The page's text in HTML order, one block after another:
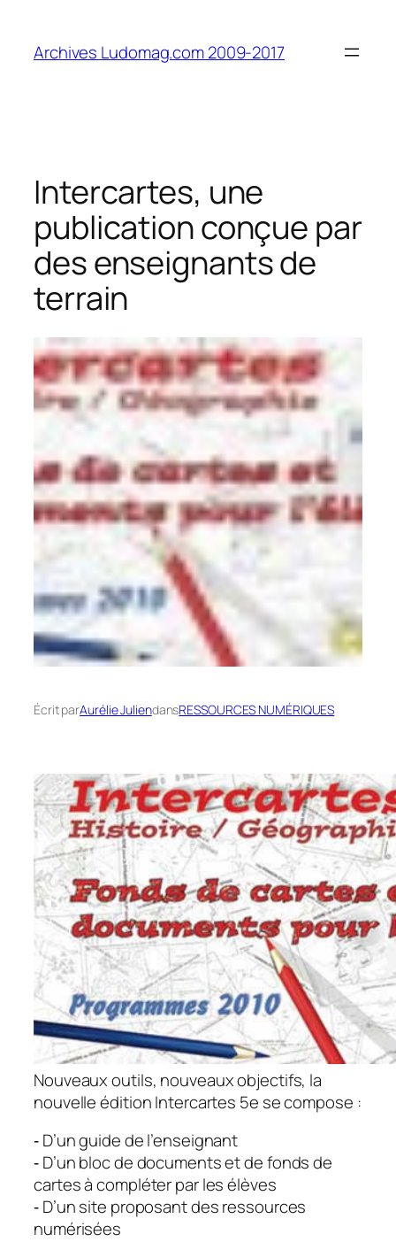
contenu
Archives Ludomag.com 2009-2017
Intercartes, une
publication conçue par
des enseignants de
terrain
Écrit parAurélie JuliendansRESSOURCES NUMÉRIQUES
Nouveaux outils, nouveaux objectifs, la
nouvelle édition Intercartes 5e se compose :
‐ D’un guide de l’enseignant
‐ D’un bloc de documents et de fonds de
cartes à compléter par les élèves
‐ D’un site proposant des ressources
numérisées